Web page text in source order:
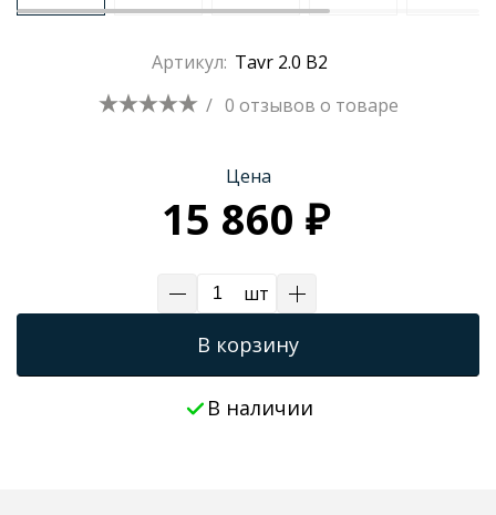
Душевые поддоны
Душевые уголки и ограждения
Артикул: Tavr 2.0 B2
/ 0 отзывов о товаре
Цена
15 860 ₽
шт
В корзину
В наличии